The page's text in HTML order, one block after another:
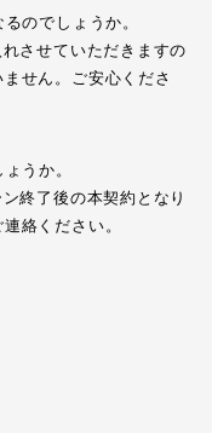
のでしょうか。
させていただきますの
せん。ご安心くださ
うか。
終了後の本契約となり
絡ください。